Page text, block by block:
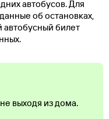
автобусов. Для
об остановках,
автобусный билет
выходя из дома.